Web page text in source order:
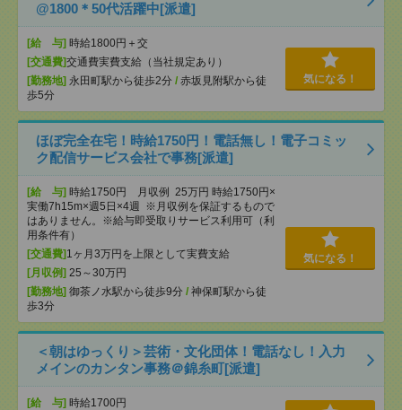
@1800＊50代活躍中[派遣]
[給 与] 時給1800円＋交
[交通費]交通費実費支給（当社規定あり）
[勤務地] 永田町駅から徒歩2分 / 赤坂見附駅から徒
歩5分
気になる！
ほぼ完全在宅！時給1750円！電話無し！電子コミッ
ク配信サービス会社で事務[派遣]
[給 与] 時給1750円 月収例 25万円 時給1750円×
実働7h15m×週5日×4週 ※月収例を保証するもので
はありません。※給与即受取りサービス利用可（利
用条件有）
[交通費] 1ヶ月3万円を上限として実費支給
[月収例] 25～30万円
[勤務地] 御茶ノ水駅から徒歩9分 / 神保町駅から徒
歩3分
気になる！
＜朝はゆっくり＞芸術・文化団体！電話なし！入力
メインのカンタン事務＠錦糸町[派遣]
[給 与] 時給1700円